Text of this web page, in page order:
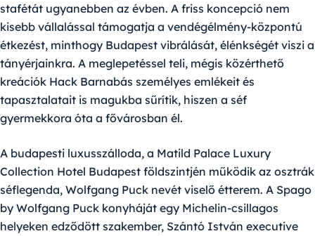
stafétát ugyanebben az évben. A friss koncepció nem
kisebb vállalással támogatja a vendégélmény-központú
étkezést, minthogy Budapest vibrálását, élénkségét viszi a
tányérjainkra. A meglepetéssel teli, mégis közérthető
kreációk Hack Barnabás személyes emlékeit és
tapasztalatait is magukba sűrítik, hiszen a séf
gyermekkora óta a fővárosban él.
A budapesti luxusszálloda, a Matild Palace Luxury
Collection Hotel Budapest földszintjén működik az osztrák
séflegenda, Wolfgang Puck nevét viselő étterem. A Spago
by Wolfgang Puck konyháját egy Michelin-csillagos
helyeken edződött szakember, Szántó István executive